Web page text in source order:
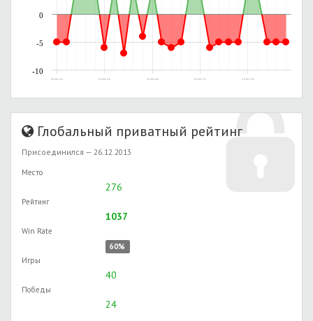
24.01.2014, 03:21 25.01.2014, 03:23 26.01.2014, 08:14 26.01.2014, 15:37 27.01.2014, 23:58
-10
-5
0
Глобальный приватный рейтинг
Присоединился — 26.12.2013
Место
276
Рейтинг
1037
Win Rate
60%
Игры
40
Победы
24